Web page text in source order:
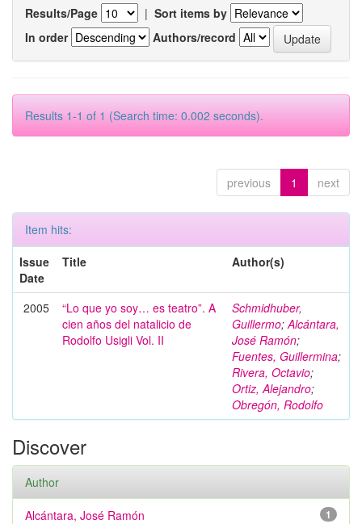
Results/Page | Sort items by
In order
Authors/record
Results 1-1 of 1 (Search time: 0.002 seconds).
previous 1 next
Item hits:
Issue
Date
Title Author(s)
2005
“Lo que yo soy… es teatro”. A
cien años del natalicio de
Rodolfo Usigli Vol. II
Schmidhuber,
Guillermo;Alcántara,
José Ramón;
Fuentes, Guillermina;
Rivera, Octavio;
Ortiz, Alejandro;
Obregón, Rodolfo
Discover
Author
1
Alcántara, José Ramón